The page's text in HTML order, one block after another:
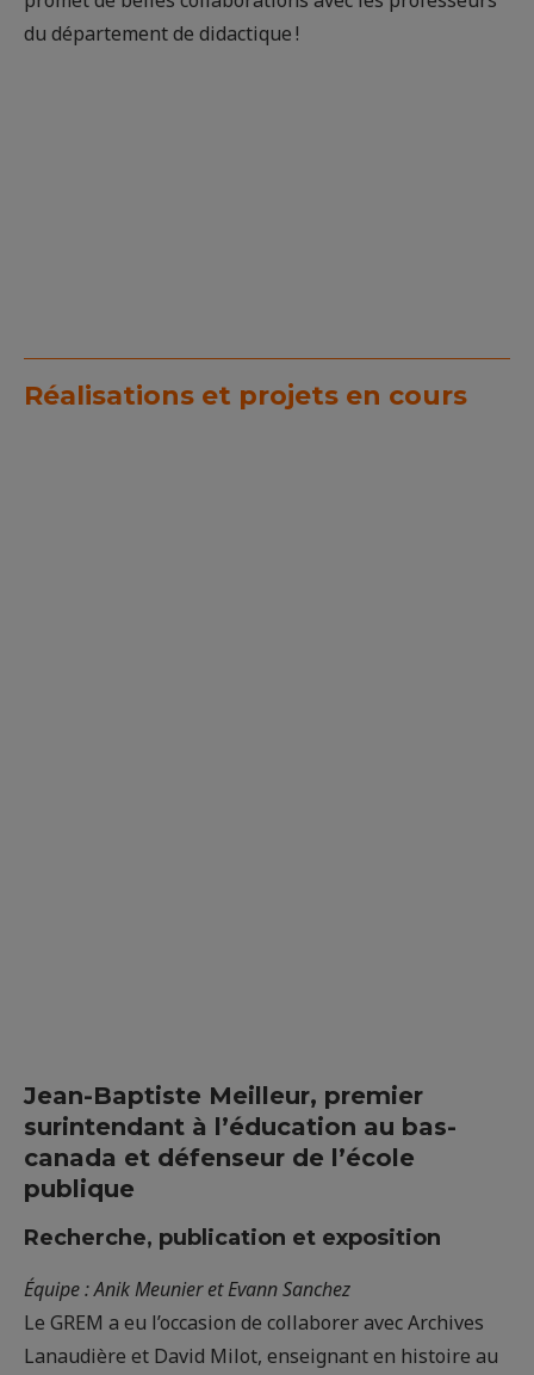
du département de didactique !
Réalisations et projets en cours
Jean-Baptiste Meilleur, premier
surintendant à l’éducation au bas-
canada et défenseur de l’école
publique
Recherche, publication et exposition
Équipe :Anik Meunier et Evann Sanchez
Le GREM a eu l’occasion de collaborer avec Archives
Lanaudière et David Milot, enseignant en histoire au